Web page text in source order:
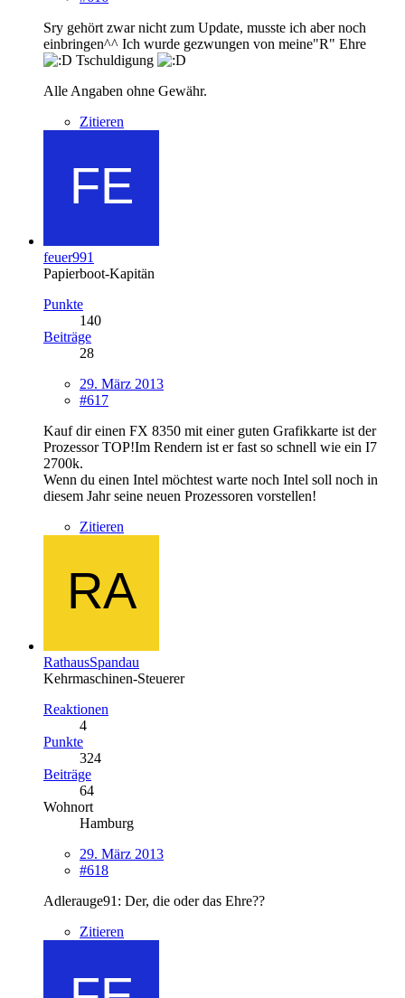
Sry gehört zwar nicht zum Update, musste ich aber noch
einbringen^^ Ich wurde gezwungen von meine"R" Ehre
Tschuldigung
Alle Angaben ohne Gewähr.
Zitieren
feuer991
Papierboot-Kapitän
Punkte
140
Beiträge
28
29. März 2013
#617
Kauf dir einen FX 8350 mit einer guten Grafikkarte ist der
Prozessor TOP!Im Rendern ist er fast so schnell wie ein I7
2700k.
Wenn du einen Intel möchtest warte noch Intel soll noch in
diesem Jahr seine neuen Prozessoren vorstellen!
Zitieren
RathausSpandau
Kehrmaschinen-Steuerer
Reaktionen
4
Punkte
324
Beiträge
64
Wohnort
Hamburg
29. März 2013
#618
Adlerauge91: Der, die oder das Ehre??
Zitieren